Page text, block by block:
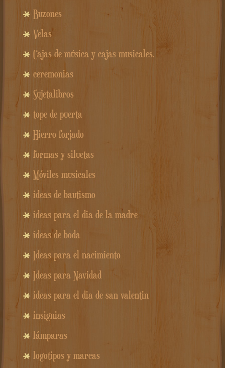
Buzones
Velas
Cajas de música y cajas musicales.
ceremonias
Sujetalibros
tope de puerta
Hierro forjado
formas y siluetas
Móviles musicales
ideas de bautismo
ideas para el dia de la madre
ideas de boda
Ideas para el nacimiento
Ideas para Navidad
ideas para el dia de san valentin
insignias
lámparas
logotipos y marcas